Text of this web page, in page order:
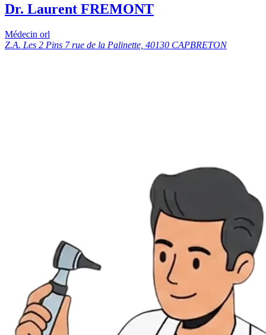
Dr. Laurent FREMONT
Médecin orl
Z.A. Les 2 Pins 7 rue de la Palinette, 40130 CAPBRETON